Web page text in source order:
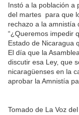
Instó a la población a
del martes para que
rechazo a la amnistía
“¿Queremos impedir
Estado de Nicaragua
El día que la
discutir esa Ley, que
nicaragüenses en la
aprobar la Amnistía
Tomado de La Voz